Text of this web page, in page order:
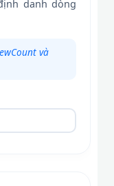
danh dòng
và